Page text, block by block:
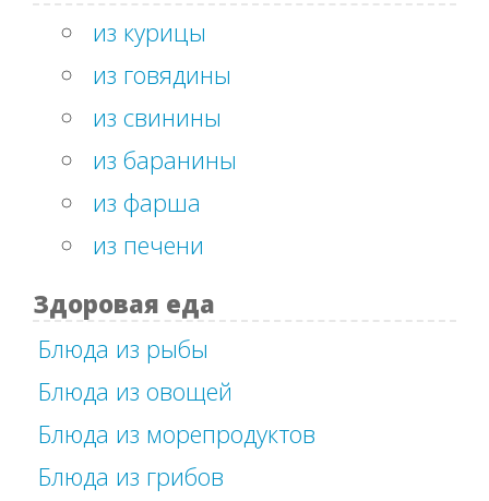
из курицы
из говядины
из свинины
из баранины
из фарша
из печени
Здоровая еда
Блюда из рыбы
Блюда из овощей
Блюда из морепродуктов
Блюда из грибов